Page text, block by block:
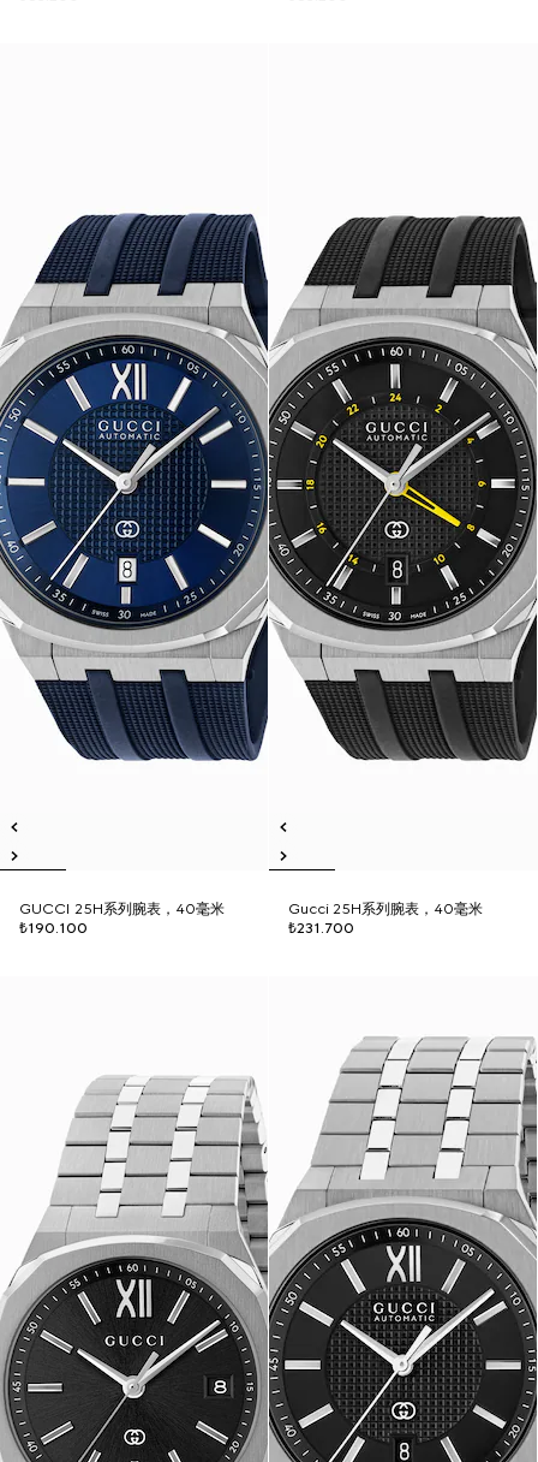
GUCCI 25H系列腕表，40毫米
₺190.100
Gucci 25H系列腕表，40毫米
₺231.700